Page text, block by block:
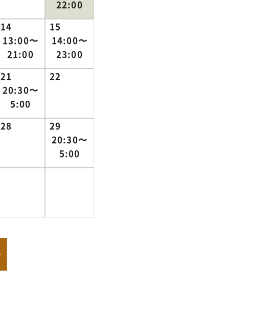
22:00
14
13:00〜
21:00
15
14:00〜
23:00
21
20:30〜
5:00
22
28
29
20:30〜
5:00